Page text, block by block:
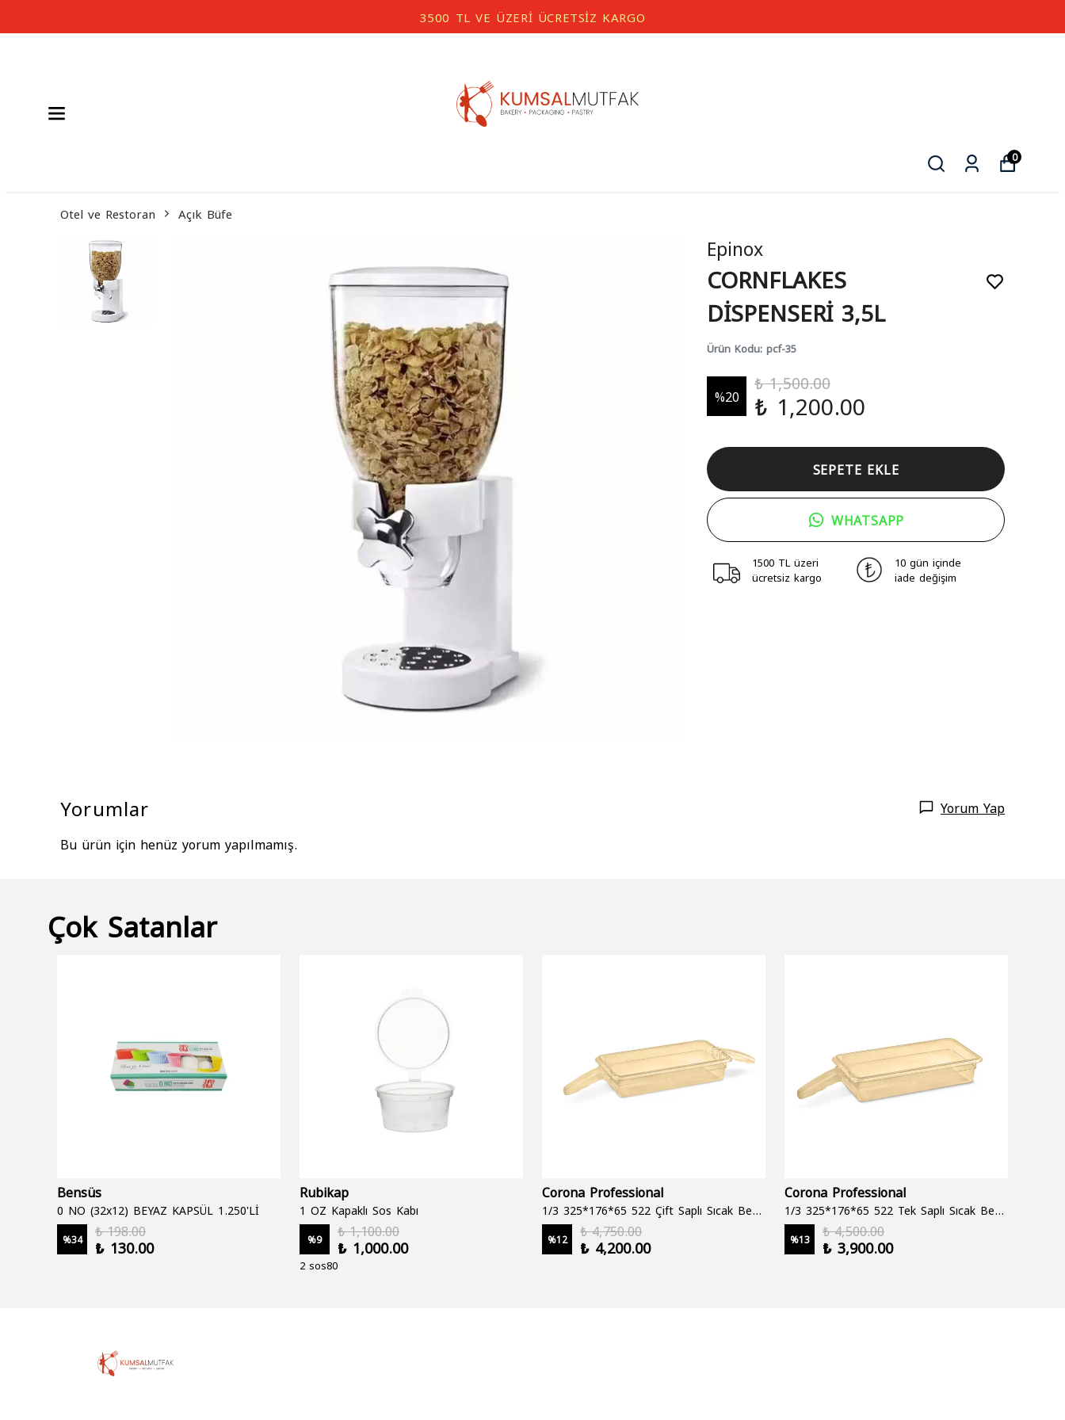
3500 TL VE ÜZERİ ÜCRETSİZ KARGO
0
Otel ve Restoran Açık Büfe
Epinox
CORNFLAKES
DİSPENSERİ 3,5L
Ürün Kodu: pcf-35
%20
₺ 1,500.00
₺ 1,200.00
SEPETE EKLE
WHATSAPP
1500 TL üzeri
ücretsiz kargo
10 gün içinde
iade değişim
Yorumlar Yorum Yap
Bu ürün için henüz yorum yapılmamış.
Çok Satanlar
Bensüs
0 NO (32x12) BEYAZ KAPSÜL 1.250'Lİ
%34
₺ 198.00
₺ 130.00
Rubikap
1 OZ Kapaklı Sos Kabı
%9
₺ 1,100.00
₺ 1,000.00
2 sos80
Corona Professional
1/3 325*176*65 522 Çift Saplı Sıcak Bekletme Tepsisi
%12
₺ 4,750.00
₺ 4,200.00
Corona Professional
1/3 325*176*65 522 Tek Saplı Sıcak Bekletme Tepsisi
%13
₺ 4,500.00
₺ 3,900.00